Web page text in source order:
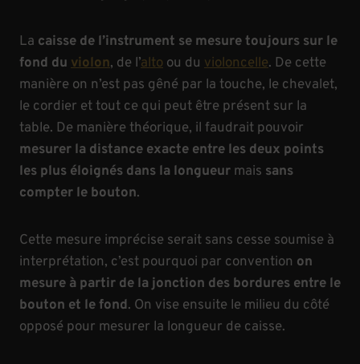
La caisse de l’instrument se mesure toujours sur le
fond du violon, de l’alto ou du violoncelle. De cette
manière on n’est pas gêné par la touche, le chevalet,
le cordier et tout ce qui peut être présent sur la
table. De manière théorique, il faudrait pouvoir
mesurer la distance exacte entre les deux points
les plus éloignés dans la longueur mais sans
compter le bouton.
Cette mesure imprécise serait sans cesse soumise à
interprétation, c’est pourquoi par convention on
mesure à partir de la jonction des bordures entre le
bouton et le fond. On vise ensuite le milieu du côté
opposé pour mesurer la longueur de caisse.